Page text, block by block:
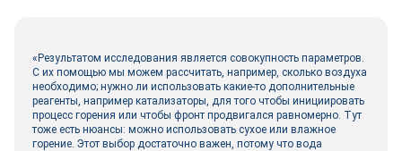
«Результатом исследования является совокупность параметров.
С их помощью мы можем рассчитать, например, сколько воздуха
необходимо; нужно ли использовать какие-то дополнительные
реагенты, например катализаторы, для того чтобы инициировать
процесс горения или чтобы фронт продвигался равномерно. Тут
тоже есть нюансы: можно использовать сухое или влажное
горение. Этот выбор достаточно важен, потому что вода